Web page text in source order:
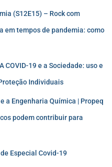
(S12E15) – Rock com
em tempos de pandemia: como
A COVID-19 e a Sociedade: uso e
Individuais
a Engenharia Química | Propeq
podem contribuir para
Especial Covid-19